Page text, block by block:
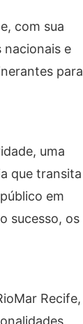
com sua
e
para
uma
que transita
em
sucesso, os
Recife,